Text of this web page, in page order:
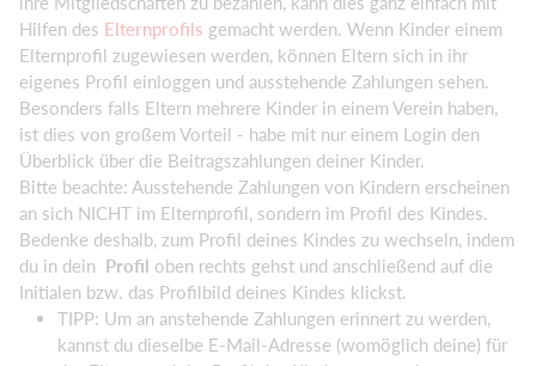
Hilfen des Elternprofils gemacht werden. Wenn Kinder einem
Elternprofil zugewiesen werden, können Eltern sich in ihr
eigenes Profil einloggen und ausstehende Zahlungen sehen.
Besonders falls Eltern mehrere Kinder in einem Verein haben,
ist dies von großem Vorteil - habe mit nur einem Login den
Überblick über die Beitragszahlungen deiner Kinder.
Bitte beachte: Ausstehende Zahlungen von Kindern erscheinen
an sich NICHT im Elternprofil, sondern im Profil des Kindes.
Bedenke deshalb, zum Profil deines Kindes zu wechseln, indem
du in dein Profil oben rechts gehst und anschließend auf die
Initialen bzw. das Profilbild deines Kindes klickst.
TIPP: Um an anstehende Zahlungen erinnert zu werden,
kannst du dieselbe E-Mail-Adresse (womöglich deine) für